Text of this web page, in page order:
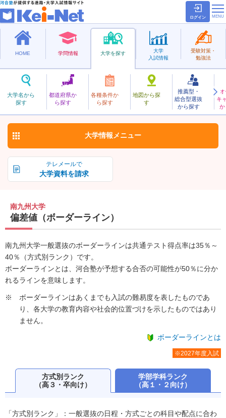
ログイン
HOME 学問情報 大学を探す
大学名から
探す
都道府県か
ら探す
各種条件か
ら探す
地図から探
す
推薦型・
総合型選抜
から探す
キ
か
大学
入試情報
受験対策・
勉強法
私立
みなみきゅうしゅう
南九州大学 お気に入り
テレメールで
大学資料を請求
大学情報 メニュー
南九州大学
偏差値（ボーダーライン）
南九州大学一般選抜のボーダーラインは共通テスト得点率は35％～
40％（方式別ランク）です。
ボーダーラインとは、河合塾が予想する合否の可能性が50％に分か
れるラインを意味します。
ボーダーラインはあくまでも入試の難易度を表したものであ
り、各大学の教育内容や社会的位置づけを示したものではあり
ません。
ボーダーラインとは
※2027年度入試
方式別ランク
（高３・卒向け）
学部学科ランク
（高１・２向け）
「方式別ランク」：一般選抜の日程・方式ごとの科目や配点に合わ